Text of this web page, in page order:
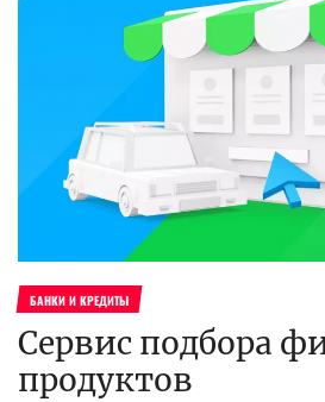
БАНКИ И КРЕДИТЫ
Сервис подбора
продуктов